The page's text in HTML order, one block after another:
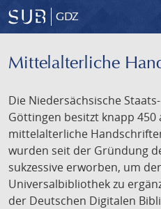
GDZ
Mittelalterliche
Die Niedersächsische
Göttingen besitzt knapp 450
mittelalterliche
wurden seit der Gründung
sukzessive erworben, um
Universalbibliothek zu
der Deutschen Digitalen